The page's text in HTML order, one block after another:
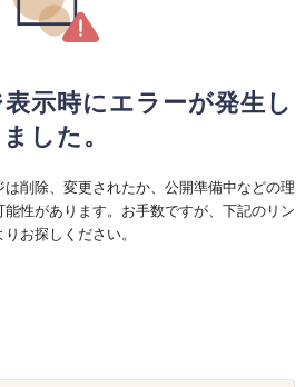
示時にエラーが発生し
ました。
削除、変更されたか、公開準備中などの理
性があります。お手数ですが、下記のリン
りお探しください。